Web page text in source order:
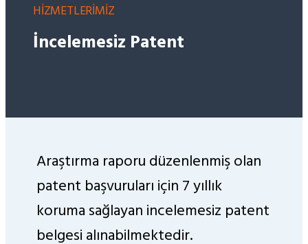
HİZMETLERİMİZ
İncelemesiz Patent
Araştırma raporu düzenlenmiş olan
patent başvuruları için 7 yıllık
koruma sağlayan incelemesiz patent
belgesi alınabilmektedir.